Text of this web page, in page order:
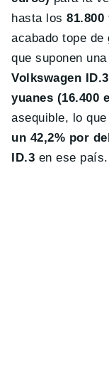
hasta los81.800
acabado tope
que suponen
Volkswagen
yuanes (16.400
asequible, lo
un 42,2% por
ID.3 en ese país.